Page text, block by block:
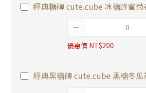
經典糖磚 cute.cube 冰糖蜂蜜菊
優惠價 NT$200
經典黑糖磚 cute.cube 黑糖冬瓜